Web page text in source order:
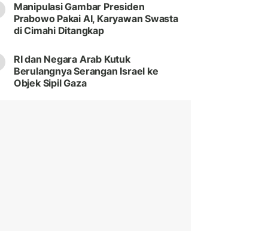
Manipulasi Gambar Presiden
Prabowo Pakai AI, Karyawan Swasta
di Cimahi Ditangkap
RI dan Negara Arab Kutuk
Berulangnya Serangan Israel ke
Objek Sipil Gaza